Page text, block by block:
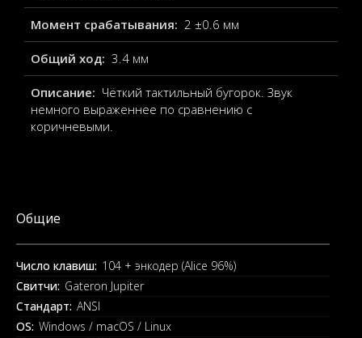
Момент срабатывания: 2 ±0.6 мм
Общий ход: 3.4 мм
Описание: Чёткий тактильный бугорок. Звук
немного выраженнее по сравнению с
коричневыми.
Общие
Число клавиш: 104 + энкодер (Alice 96%)
Свитчи: Gateron Jupiter
Стандарт: ANSI
OS: Windows / macOS / Linux